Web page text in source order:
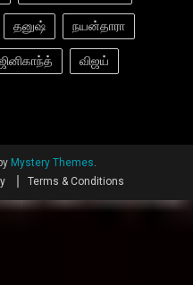
தனுஷ் நயன்தாரா
விஜய்
Mystery Themes.
Terms & Conditions